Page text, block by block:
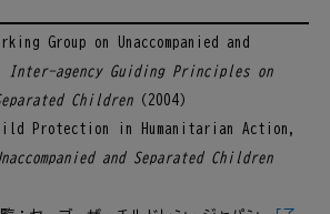
Group on Unaccompanied and
Inter-agency Guiding Principles on
Children （2004）
Protection in Humanitarian Action,
and Separated Children